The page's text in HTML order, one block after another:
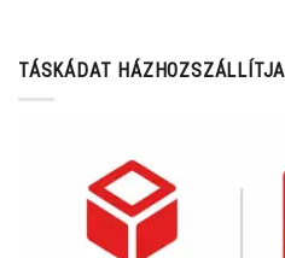
TÁSKÁDAT